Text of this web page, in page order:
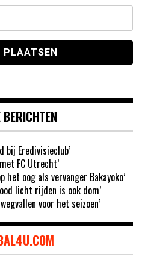
BERICHTEN
bij Eredivisieclub’
FC Utrecht’
het oog als vervanger Bakayoko’
licht rijden is ook dom’
voor het seizoen’